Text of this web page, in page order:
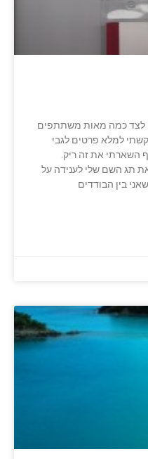
לצד כמה מאות משתתפים
למלא פרטים לגבי
השארתי את זה ריק.
תג השם שלי לענידה על
בין הבודדים